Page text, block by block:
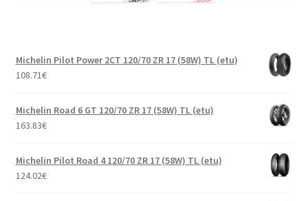
Michelin Pilot Power 2CT 120/70 ZR 17 (58W) TL (etu)
108.71€
Michelin Road 6 GT 120/70 ZR 17 (58W) TL (etu)
163.83€
Michelin Pilot Road 4 120/70 ZR 17 (58W) TL (etu)
124.02€